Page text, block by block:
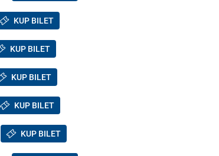
KUP BILET
KUP BILET
KUP BILET
KUP BILET
KUP BILET